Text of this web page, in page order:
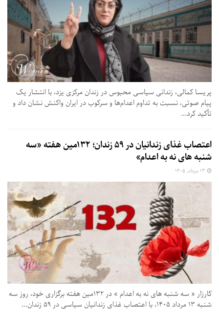
پریسا کمالی، زندانی سیاسی محبوس در زندان مرکزی یزد، با انتشار یک
پیام صوتی، نسبت به تداوم اعدام‌ها و سرکوب در ایران واکنش نشان داد و
تأکید کرد...
اعتصاب غذای زندانیان در ۵۹ زندان؛ ۱۳۲مین هفته «سه‌
شنبه‌ های نه به اعدام»
کارزار « سه‌ شنبه‌ های نه به اعدام » در ۱۳۲مین هفته برگزاری خود، روز سه‌
شنبه ۱۳ مرداد ۱۴۰۵، با اعتصاب غذای زندانیان سیاسی در ۵۹ زندان...